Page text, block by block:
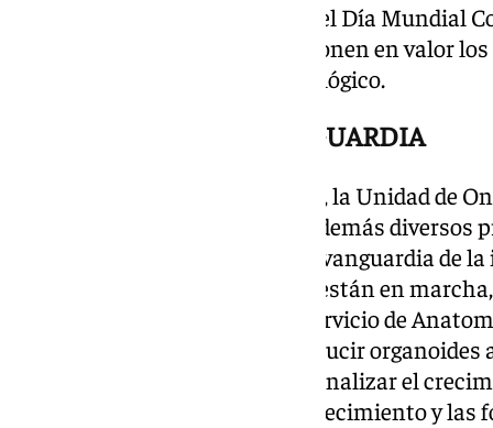
En el contexto de celebración del Día Mundial
Hospital Virgen Macarena se ponen en valor
en la atención al paciente oncológico.
INVESTIGACIÓN DE VANGUARDIA
Junto a los avances quirúrgicos, la Unidad de
Macarena está desarrollando además diversos
sitúan al centro sevillano en la vanguardia de
las líneas de investigación que están en
colaboración con Biobanco y Servicio de
Cabimer, con el objetivo de producir
pacientes, en los que se pueda analizar el
rutas que se activan en dicho crecimiento y las